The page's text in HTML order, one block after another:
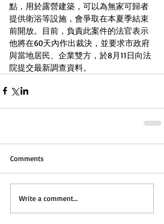
點，用於露營建築，可以為無家可歸者
提供衛浴等設施，會爭取在本夏季結束
前開放。目前，負責此案件的法官表示
他將在60天內作出裁決，並要求市政府
與當地居民、企業雙方，於8月11日向法
院提交最新調查資料。
Comments
Write a comment...